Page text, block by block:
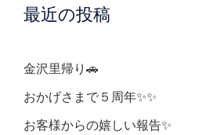
シ
ョ
ン
最近の投稿
金沢里帰り🚗
おかげさまで５周年✨✨
お客様からの嬉しい報告✨